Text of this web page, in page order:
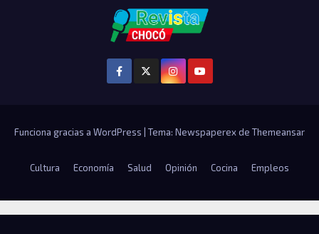
Funciona gracias a WordPress Tema: Newspaperex de Themeansar
Cultura Economía Salud Opinión Cocina Empleos